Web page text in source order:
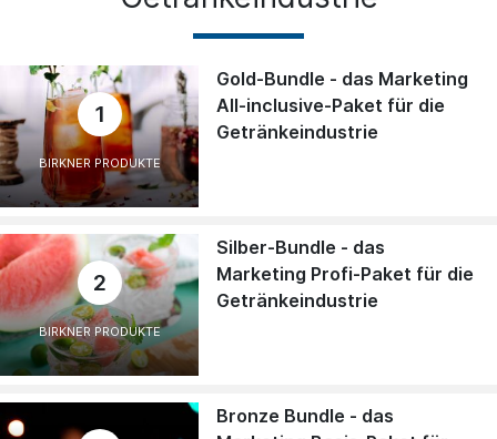
1
BIRKNER PRODUKTE
Gold-Bundle - das Marketing
All-inclusive-Paket für die
Getränkeindustrie
2
BIRKNER PRODUKTE
Silber-Bundle - das
Marketing Profi-Paket für die
Getränkeindustrie
Bronze Bundle - das